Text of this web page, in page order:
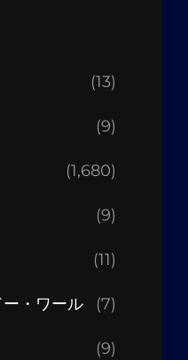
(13)
(9)
(1,680)
(9)
(11)
・ワール (7)
(9)